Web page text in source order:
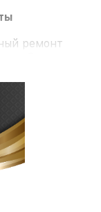
ремонт